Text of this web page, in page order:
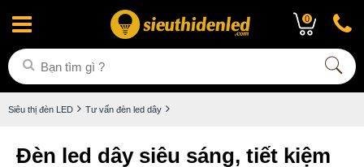
0
Siêu thị đèn LED Tư vấn đèn led dây
Đèn led dây siêu sáng, tiết kiệm